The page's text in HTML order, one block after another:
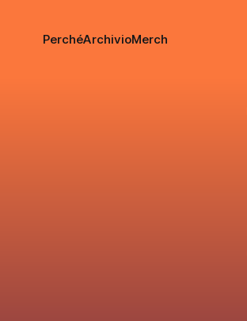
PerchéArchivioMerch